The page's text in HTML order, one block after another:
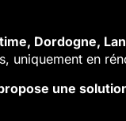
Dordogne,
uniquement en
une